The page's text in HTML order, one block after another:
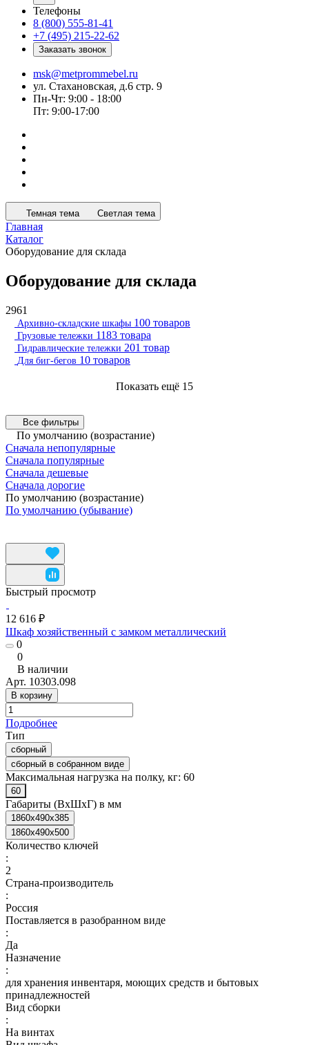
Телефоны
8 (800) 555-81-41
+7 (495) 215-22-62
Заказать звонок
msk@metprommebel.ru
ул. Стахановская, д.6 стр. 9
Пн-Чт: 9:00 - 18:00
Пт: 9:00-17:00
Темная тема Светлая тема
Главная
Каталог
Оборудование для склада
Оборудование для склада
2961
Архивно-складские шкафы 100 товаров
Грузовые тележки 1183 товара
Гидравлические тележки 201 товар
Для биг-бегов 10 товаров
Показать ещё 15
Все фильтры
По умолчанию (возрастание)
Сначала непопулярные
Сначала популярные
Сначала дешевые
Сначала дорогие
По умолчанию (возрастание)
По умолчанию (убывание)
Быстрый просмотр
12 616 ₽
Шкаф хозяйственный с замком металлический
0
0
В наличии
Арт. 10303.098
В корзину
Подробнее
Тип
сборный
сборный в собранном виде
Максимальная нагрузка на полку, кг: 60
60
Габариты (ВхШхГ) в мм
1860x490x385
1860x490x500
Количество ключей
:
2
Страна-производитель
:
Россия
Поставляется в разобранном виде
:
Да
Назначение
:
для хранения инвентаря, моющих средств и бытовых
принадлежностей
Вид сборки
:
На винтах